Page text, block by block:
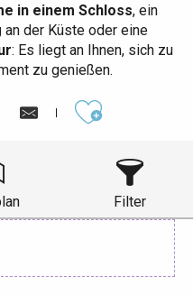
in einem Schloss, ein
an der Küste oder eine
: Es liegt an Ihnen, sich zu
zu genießen.
Filter